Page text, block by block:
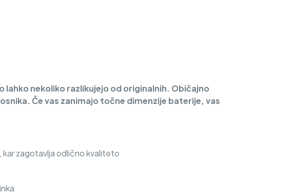
nekoliko razlikujejo od originalnih. Običajno
Če vas zanimajo točne dimenzije baterije, vas
kar zagotavlja odlično kvaliteto